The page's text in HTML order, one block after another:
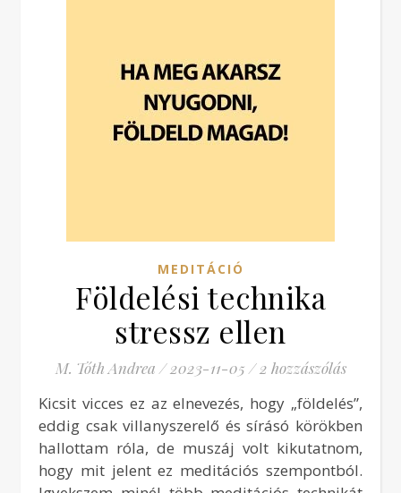
MEDITÁCIÓ
Földelési technika
stressz ellen
M. Tóth Andrea / 2023-11-05 / 2 hozzászólás
Kicsit vicces ez az elnevezés, hogy „földelés”,
eddig csak villanyszerelő és sírásó körökben
hallottam róla, de muszáj volt kikutatnom,
hogy mit jelent ez meditációs szempontból.